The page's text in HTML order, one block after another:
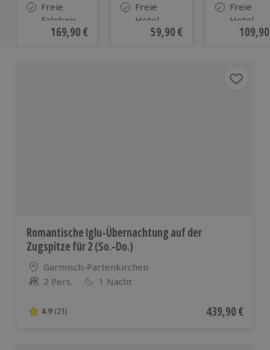
Freie
Erlebnis-
Auswahl
Aktueller Preis
169,90 €
Freie
Hotel-
Auswahl
Aktueller Preis
59,90 €
Freie
Hotel-
Auswahl
Romantische Iglu-Übernachtung auf der
Zugspitze für 2 (So.-Do.)
Standort
Garmisch-Partenkirchen
Anzahl der Teilnehmer
2 Pers. 1 Nacht
4.9 von 5 Sternen basierend auf 21 Bewertungen
4.9 (21) Aktueller Preis
439,90 €